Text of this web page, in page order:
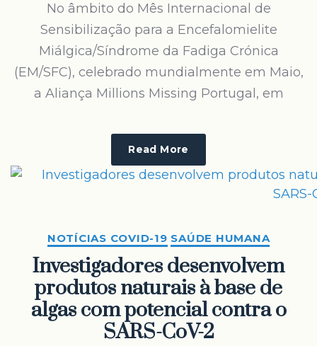
No âmbito do Mês Internacional de
Sensibilização para a Encefalomielite
Miálgica/Síndrome da Fadiga Crónica
(EM/SFC), celebrado mundialmente em Maio,
a Aliança Millions Missing Portugal, em
Read More
NOTÍCIAS COVID-19 SAÚDE HUMANA
Investigadores desenvolvem
produtos naturais à base de
algas com potencial contra o
SARS-CoV-2